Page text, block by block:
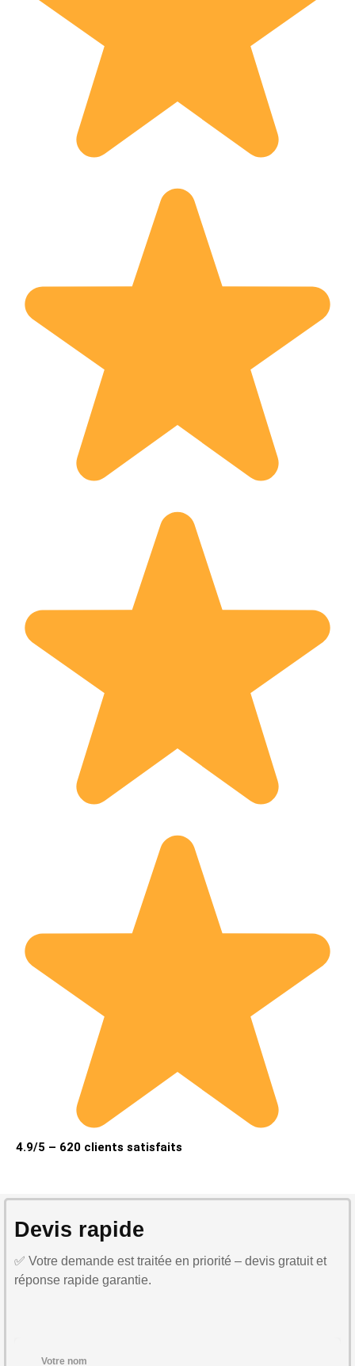
4.9/5 – 620 clients satisfaits
Devis rapide
✅ Votre demande est traitée en priorité – devis gratuit et
réponse rapide garantie.
Votre nom